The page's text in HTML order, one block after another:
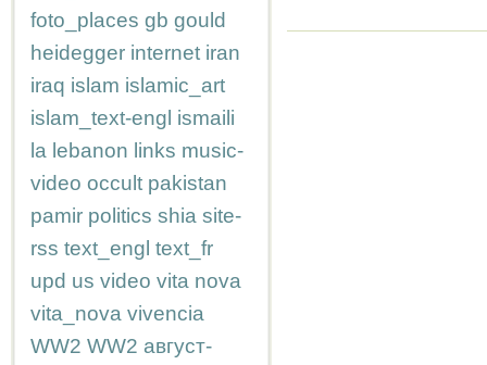
foto_places gb gould
heidegger internet iran
iraq islam islamic_art
islam_text-engl ismaili
la lebanon links music-
video occult pakistan
pamir politics shia site-
rss text_engl text_fr
upd us video vita nova
vita_nova vivencia
WW2 WW2 август-